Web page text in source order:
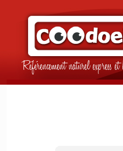
Référencement naturel express